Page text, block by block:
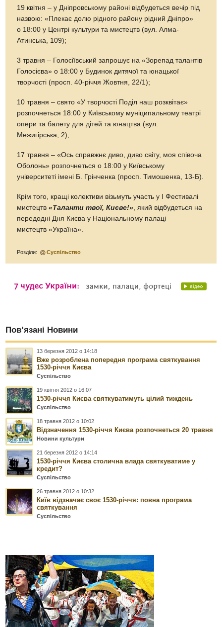
19 квітня – у Дніпровському районі відбудеться вечір під
назвою: «Плекає долю рідного району рідний Дніпро»
о 18:00 у Центрі культури та мистецтв (вул. Алма-
Атинська, 109);
3 травня – Голосіївський запрошує на «Зорепад талантів
Голосієва» о 18:00 у Будинок дитячої та юнацької
творчості (просп. 40-річчя Жовтня, 22/1);
10 травня – свято «У творчості Поділ наш розквітає»
розпочнеться 18:00 у Київському муніципальному театрі
опери та балету для дітей та юнацтва (вул.
Межигірська, 2);
17 травня – «Ось справжнє диво, диво світу, моя співоча
Оболонь» розпочнеться о 18:00 у Київському
університеті імені Б. Грінченка (просп. Тимошенка, 13-Б).
Крім того, кращі колективи візьмуть участь у І Фестивалі
мистецтв «Таланти твої, Києве!», який відбудеться на
передодні Дня Києва у Національному палаці
мистецтв «Україна».
Розділи: Суспільство
Пов’язані Новини
13 березня 2012 о 14:18
Вже розроблена попередня програма святкування
1530-річчя Києва
Суспільство
19 квітня 2012 о 16:07
1530-річчя Києва святкуватимуть цілий тиждень
Суспільство
18 травня 2012 о 10:02
Відзначення 1530-річчя Києва розпочнеться 20 травня
Новини культури
21 березня 2012 о 14:14
1530-річчя Києва столична влада святкуватиме у
кредит?
Суспільство
26 травня 2012 о 10:32
Київ відзначає своє 1530-річчя: повна програма
святкування
Суспільство